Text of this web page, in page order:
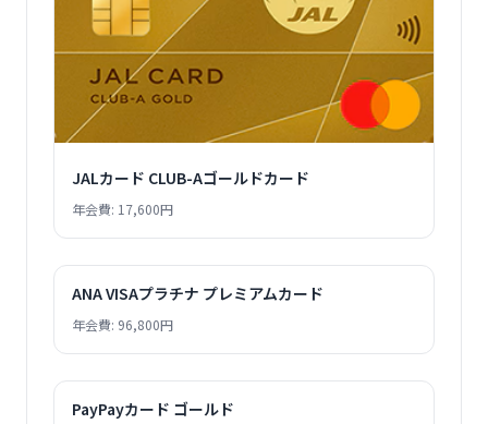
JALカード CLUB-Aゴールドカード
年会費: 17,600円
ANA VISAプラチナ プレミアムカード
年会費: 96,800円
PayPayカード ゴールド